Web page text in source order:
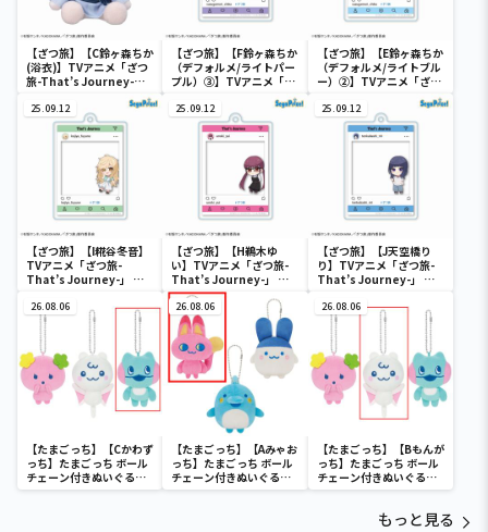
【ざつ旅】【C鈴ヶ森ちか
(浴衣)】TVアニメ「ざつ
旅-That’s Journey-」
【ざつ旅】【F鈴ヶ森ちか
（デフォルメ/ライトパー
プル）③】TVアニメ「ざ
Journey-」 フォト風ア
クリルキーチェーン
（EX）
【ざつ旅】【E鈴ヶ森ちか
（デフォルメ/ライトブル
ー）②】TVアニメ「ざつ
フォト風アクリルキーチ
ェーン（EX）
25.09.12
【ざつ旅】【I糀谷冬音】
TVアニメ「ざつ旅-
That’s Journey-」 フ
ーン（EX）
25.09.12
【ざつ旅】【H鵜木ゆ
い】TVアニメ「ざつ旅-
That’s Journey-」 フ
ォト風アクリルキーチェ
ーン（EX）
25.09.12
【ざつ旅】【J天空橋り
り】TVアニメ「ざつ旅-
That’s Journey-」 フ
ーン（EX）
26.08.06
【たまごっち】【Cかわず
っち】たまごっち ボール
チェーン付きぬいぐるみ
～Tamagotchi
26.08.06
【たまごっち】【Aみゃお
っち】たまごっち ボール
チェーン付きぬいぐるみ
～Tamagotchi
26.08.06
【たまごっち】【Bもんが
っち】たまごっち ボール
チェーン付きぬいぐるみ
～Tamagotchi
もっと見る